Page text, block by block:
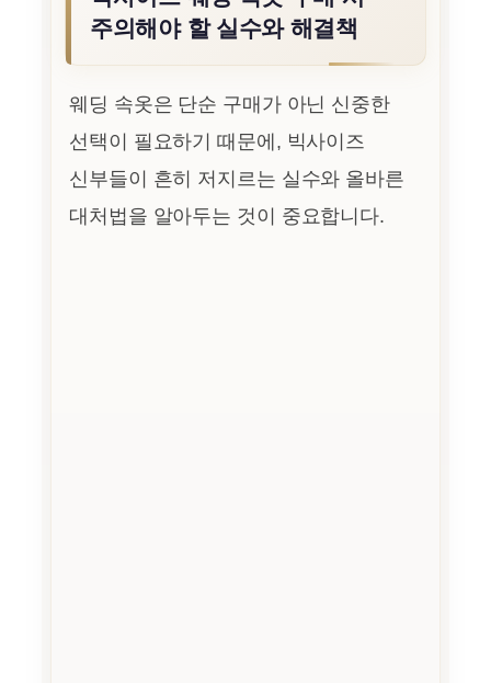
주의해야 할 실수와 해결책
웨딩 속옷은 단순 구매가 아닌 신중한
선택이 필요하기 때문에, 빅사이즈
신부들이 흔히 저지르는 실수와 올바른
대처법을 알아두는 것이 중요합니다.